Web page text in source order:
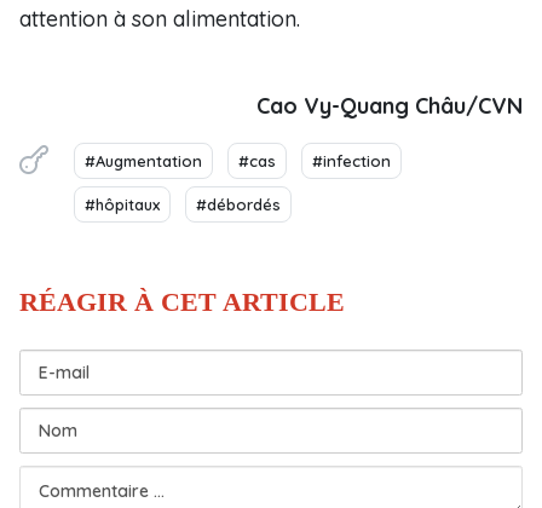
attention à son alimentation.
Cao Vy-Quang Châu/CVN
#Augmentation #cas #infection
#hôpitaux #débordés